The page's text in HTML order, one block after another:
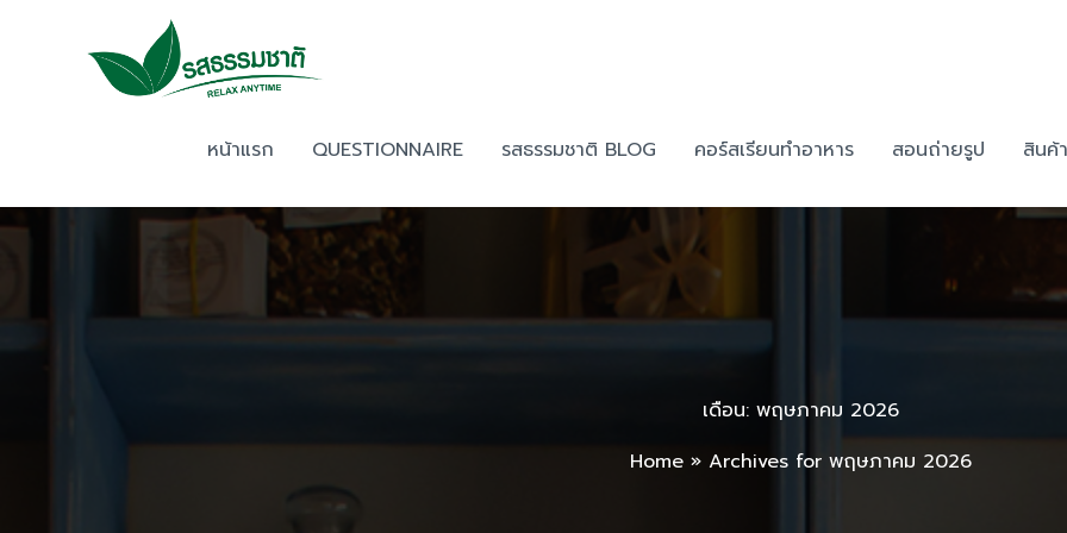
หน้าแรก QUESTIONNAIRE รสธรรมชาติ BLOG คอร์สเรียนทำอาหาร สอนถ่ายรูป สินค้
เดือน: พฤษภาคม 2026
Home » Archives for พฤษภาคม 2026